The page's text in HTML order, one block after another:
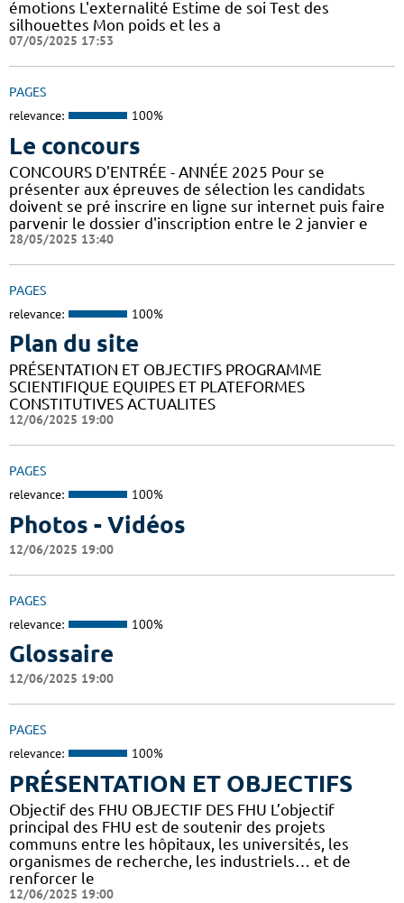
émotions L'externalité Estime de soi Test des
silhouettes Mon poids et les a
07/05/2025 17:53
PAGES
relevance: 100%
Le concours
CONCOURS D'ENTRÉE - ANNÉE 2025 Pour se
présenter aux épreuves de sélection les candidats
doivent se pré inscrire en ligne sur internet puis faire
parvenir le dossier d'inscription entre le 2 janvier e
28/05/2025 13:40
PAGES
relevance: 100%
Plan du site
PRÉSENTATION ET OBJECTIFS PROGRAMME
SCIENTIFIQUE EQUIPES ET PLATEFORMES
CONSTITUTIVES ACTUALITES
12/06/2025 19:00
PAGES
relevance: 100%
Photos - Vidéos
12/06/2025 19:00
PAGES
relevance: 100%
Glossaire
12/06/2025 19:00
PAGES
relevance: 100%
PRÉSENTATION ET OBJECTIFS
Objectif des FHU OBJECTIF DES FHU L’objectif
principal des FHU est de soutenir des projets
communs entre les hôpitaux, les universités, les
organismes de recherche, les industriels… et de
renforcer le
12/06/2025 19:00